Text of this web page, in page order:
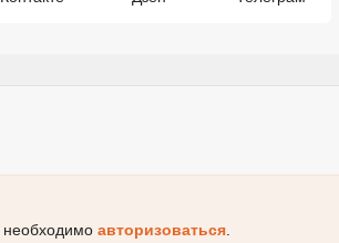
необходимо авторизоваться